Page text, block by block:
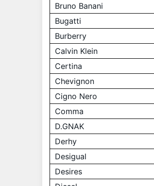
Bruno Banani
Bugatti
Burberry
Calvin Klein
Certina
Chevignon
Cigno Nero
Comma
D.GNAK
Derhy
Desigual
Desires